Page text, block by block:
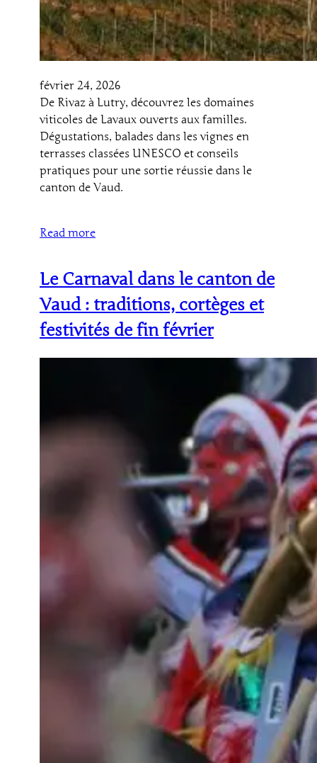
février 24, 2026
De Rivaz à Lutry, découvrez les domaines
viticoles de Lavaux ouverts aux familles.
Dégustations, balades dans les vignes en
terrasses classées UNESCO et conseils
pratiques pour une sortie réussie dans le
canton de Vaud.
Read more
Le Carnaval dans le canton de
Vaud : traditions, cortèges et
festivités de fin février